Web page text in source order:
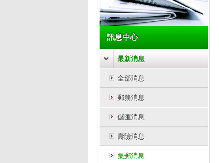
訊息中心
最新消息
全部消息
郵務消息
儲匯消息
壽險消息
集郵消息